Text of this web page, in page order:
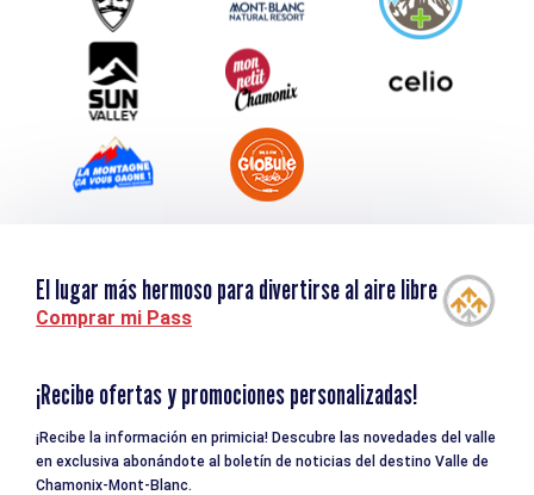
Descargar
Turismo y discapacidad
El lugar más hermoso para divertirse al aire libre
Comprar mi Pass
¡Recibe ofertas y promociones personalizadas!
¡Recibe la información en primicia! Descubre las novedades del valle
en exclusiva abonándote al boletín de noticias del destino Valle de
Chamonix-Mont-Blanc.